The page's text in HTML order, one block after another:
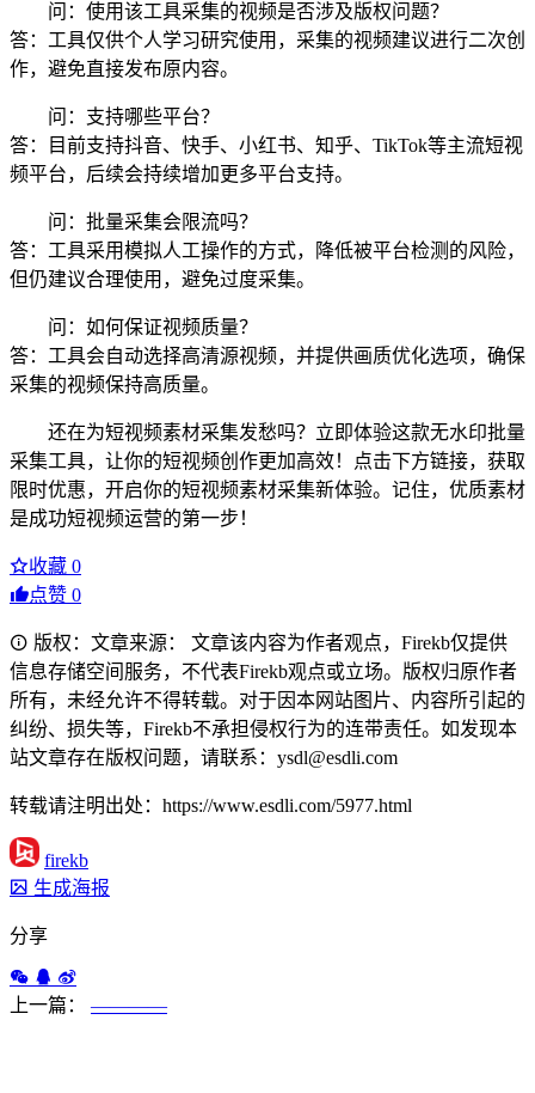
问：使用该工具采集的视频是否涉及版权问题？
答：工具仅供个人学习研究使用，采集的视频建议进行二次创
作，避免直接发布原内容。
问：支持哪些平台？
答：目前支持抖音、快手、小红书、知乎、TikTok等主流短视
频平台，后续会持续增加更多平台支持。
问：批量采集会限流吗？
答：工具采用模拟人工操作的方式，降低被平台检测的风险，
但仍建议合理使用，避免过度采集。
问：如何保证视频质量？
答：工具会自动选择高清源视频，并提供画质优化选项，确保
采集的视频保持高质量。
还在为短视频素材采集发愁吗？立即体验这款无水印批量
采集工具，让你的短视频创作更加高效！点击下方链接，获取
限时优惠，开启你的短视频素材采集新体验。记住，优质素材
是成功短视频运营的第一步！
收藏 0
点赞 0
版权：文章来源： 文章该内容为作者观点，Firekb仅提供
信息存储空间服务，不代表Firekb观点或立场。版权归原作者
所有，未经允许不得转载。对于因本网站图片、内容所引起的
纠纷、损失等，Firekb不承担侵权行为的连带责任。如发现本
站文章存在版权问题，请联系：ysdl@esdli.com
转载请注明出处：https://www.esdli.com/5977.html
firekb
生成海报
分享
上一篇： ————